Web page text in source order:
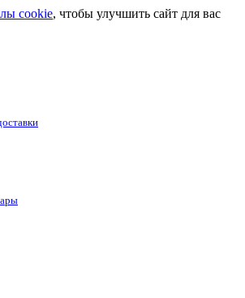
cookie, чтобы улучшить сайт для вас